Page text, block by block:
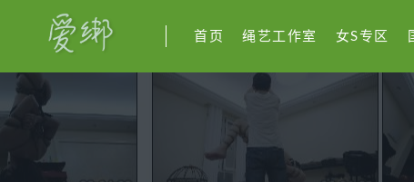
首页 绳艺工作室 女S专区